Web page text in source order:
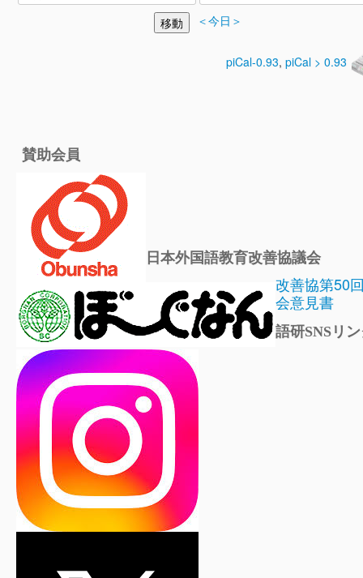
＜今日＞
piCal-0.93, piCal > 0.93
賛助会員
日本外国語教育改善協議会
改善協第50
会意見書
語研SNSリ